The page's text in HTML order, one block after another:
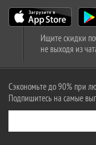
Ищите скидки
не выходя из
Сэкономьте до 90% при
Подпишитесь на самые